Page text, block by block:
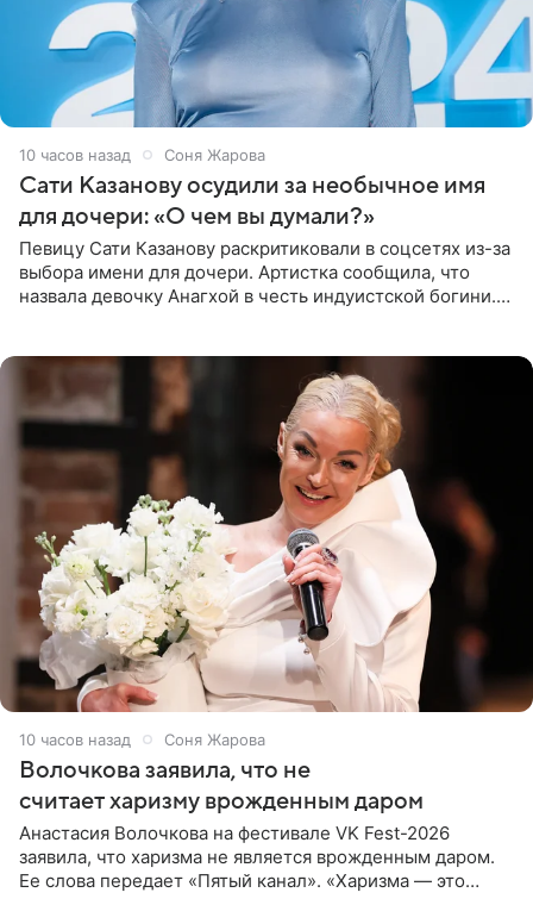
10 часов назад Соня Жарова
Сати Казанову осудили за необычное имя
для дочери: «О чем вы думали?»
Певицу Сати Казанову раскритиковали в соцсетях из-за
выбора имени для дочери. Артистка сообщила, что
назвала девочку Анагхой в честь индуистской богини.
10 часов назад Соня Жарова
Волочкова заявила, что не
считает харизму врожденным даром
Анастасия Волочкова на фестивале VK Fest-2026
заявила, что харизма не является врожденным даром.
Ее слова передает «Пятый канал». «Харизма — это